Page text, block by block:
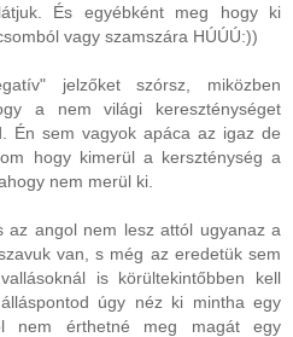
És egyébként meg hogy ki
vagy szamszára HÚÚÚ:))
jelzőket szórsz, miközben
a nem világi kereszténységet
Én sem vagyok apáca az igaz de
hogy kimerül a kerszténység a
nem merül ki.
az angol nem lesz attól ugyanaz a
van, s még az eredetük sem
is körültekintőbben kell
úgy néz ki mintha egy
nem érthetné meg magát egy